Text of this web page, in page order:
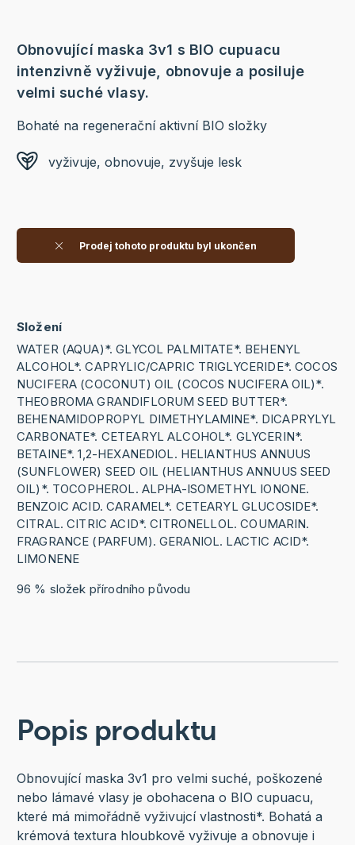
Obnovující maska 3v1 s BIO cupuacu
intenzivně vyživuje, obnovuje a posiluje
velmi suché vlasy.
Bohaté na regenerační aktivní BIO složky
vyživuje, obnovuje, zvyšuje lesk
Prodej tohoto produktu byl ukončen
Složení
WATER (AQUA)*. GLYCOL PALMITATE*. BEHENYL
ALCOHOL*. CAPRYLIC/CAPRIC TRIGLYCERIDE*. COCOS
NUCIFERA (COCONUT) OIL (COCOS NUCIFERA OIL)*.
THEOBROMA GRANDIFLORUM SEED BUTTER*.
BEHENAMIDOPROPYL DIMETHYLAMINE*. DICAPRYLYL
CARBONATE*. CETEARYL ALCOHOL*. GLYCERIN*.
BETAINE*. 1,2-HEXANEDIOL. HELIANTHUS ANNUUS
(SUNFLOWER) SEED OIL (HELIANTHUS ANNUUS SEED
OIL)*. TOCOPHEROL. ALPHA-ISOMETHYL IONONE.
BENZOIC ACID. CARAMEL*. CETEARYL GLUCOSIDE*.
CITRAL. CITRIC ACID*. CITRONELLOL. COUMARIN.
FRAGRANCE (PARFUM). GERANIOL. LACTIC ACID*.
LIMONENE
96 % složek přírodního původu
Popis produktu
Obnovující maska 3v1 pro velmi suché, poškozené
nebo lámavé vlasy je obohacena o BIO cupuacu,
které má mimořádně vyživujcí vlastnosti*. Bohatá a
krémová textura hloubkově vyživuje a obnovuje i